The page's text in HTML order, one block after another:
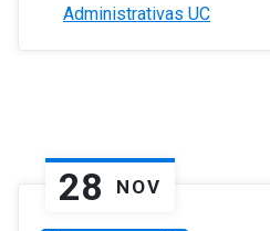
Administrativas UC
28 NOV